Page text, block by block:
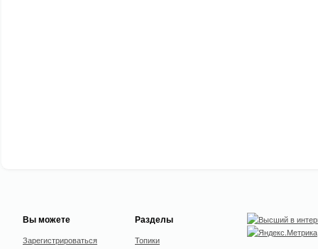
Вы можете
Зарегистрироваться
Разделы
Топики